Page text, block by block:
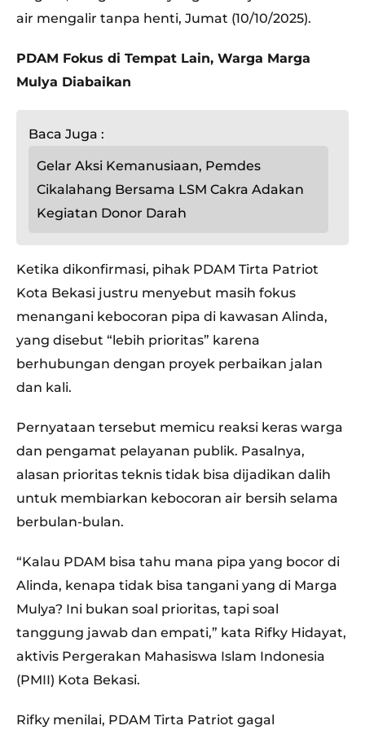
air mengalir tanpa henti, Jumat (10/10/2025).
PDAM Fokus di Tempat Lain, Warga Marga
Mulya Diabaikan
Baca Juga :
Gelar Aksi Kemanusiaan, Pemdes
Cikalahang Bersama LSM Cakra Adakan
Kegiatan Donor Darah
Ketika dikonfirmasi, pihak PDAM Tirta Patriot
Kota Bekasi justru menyebut masih fokus
menangani kebocoran pipa di kawasan Alinda,
yang disebut “lebih prioritas” karena
berhubungan dengan proyek perbaikan jalan
dan kali.
Pernyataan tersebut memicu reaksi keras warga
dan pengamat pelayanan publik. Pasalnya,
alasan prioritas teknis tidak bisa dijadikan dalih
untuk membiarkan kebocoran air bersih selama
berbulan-bulan.
“Kalau PDAM bisa tahu mana pipa yang bocor di
Alinda, kenapa tidak bisa tangani yang di Marga
Mulya? Ini bukan soal prioritas, tapi soal
tanggung jawab dan empati,” kata Rifky Hidayat,
aktivis Pergerakan Mahasiswa Islam Indonesia
(PMII) Kota Bekasi.
Rifky menilai, PDAM Tirta Patriot gagal